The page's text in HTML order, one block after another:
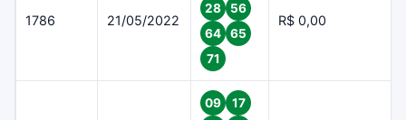
1786 21/05/2022
28
56
64
65
71
R$ 0,00
09
17